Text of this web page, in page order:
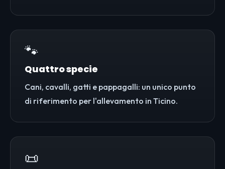
🐾
Quattro specie
Cani, cavalli, gatti e pappagalli: un unico punto
di riferimento per l'allevamento in Ticino.
📜